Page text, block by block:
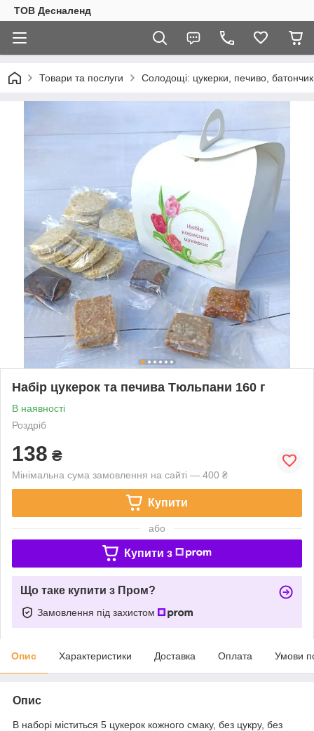
ТОВ Десналенд
Товари та послуги Солодощі: цукерки, печиво,
Набір цукерок та печива Тюльпани 160 г
В наявності
Роздріб
138 ₴
Мінімальна сума замовлення на сайті — 400 ₴
Купити
або
Купити з
Що таке купити з Пром?
Замовлення під захистом
Опис Характеристики Доставка Оплата Умови
Опис
В наборі міститься 5 цукерок кожного смаку, без цукру, без